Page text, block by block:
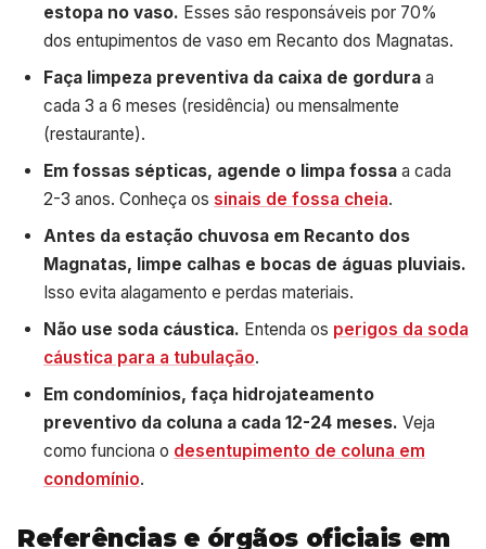
estopa no vaso. Esses são responsáveis por 70%
dos entupimentos de vaso em Recanto dos Magnatas.
Faça limpeza preventiva da caixa de gordura a
cada 3 a 6 meses (residência) ou mensalmente
(restaurante).
Em fossas sépticas, agende o limpa fossa a cada
2-3 anos. Conheça os sinais de fossa cheia.
Antes da estação chuvosa em Recanto dos
Magnatas, limpe calhas e bocas de águas pluviais.
Isso evita alagamento e perdas materiais.
Não use soda cáustica. Entenda os perigos da soda
cáustica para a tubulação.
Em condomínios, faça hidrojateamento
preventivo da coluna a cada 12-24 meses. Veja
como funciona o desentupimento de coluna em
condomínio.
Referências e órgãos oficiais em